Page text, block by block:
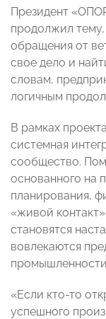
Президент
продолжил тему,
обращения от
свое дело и
словам,
логичным
В рамках
системная
сообщество.
основанного на
планирования,
«живой
становятся
вовлекаются
«Если кто-то
успешного